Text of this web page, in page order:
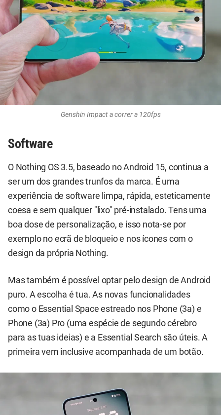
Genshin Impact a correr a 120fps
Software
O Nothing OS 3.5, baseado no Android 15, continua a
ser um dos grandes trunfos da marca. É uma
experiência de software limpa, rápida, esteticamente
coesa e sem qualquer "lixo" pré-instalado. Tens uma
boa dose de personalização, e isso nota-se por
exemplo no ecrã de bloqueio e nos ícones com o
design da própria Nothing.
Mas também é possível optar pelo design de Android
puro. A escolha é tua. As novas funcionalidades
como o Essential Space estreado nos Phone (3a) e
Phone (3a) Pro (uma espécie de segundo cérebro
para as tuas ideias) e a Essential Search são úteis. A
primeira vem inclusive acompanhada de um botão.